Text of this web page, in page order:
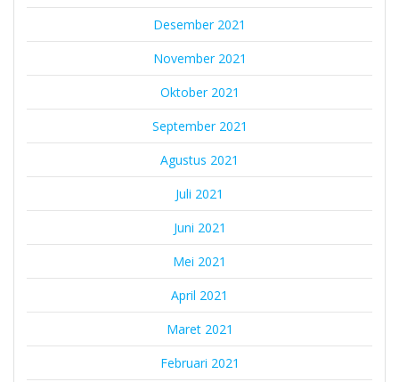
Desember 2021
November 2021
Oktober 2021
September 2021
Agustus 2021
Juli 2021
Juni 2021
Mei 2021
April 2021
Maret 2021
Februari 2021